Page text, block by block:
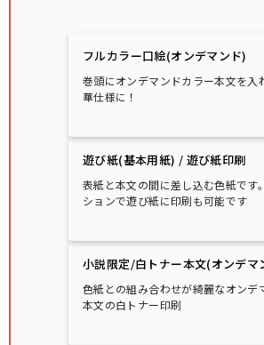
フルカラー口絵(オンデマンド)
巻頭にオンデマンドカラー本文を入
華仕様に！
遊び紙(基本用紙) / 遊び紙印刷
表紙と本文の間に差し込む色紙です
ションで遊び紙に印刷も可能です
小説限定/白トナー本文(オンデマ
色紙との組み合わせが綺麗なオンデ
本文の白トナー印刷